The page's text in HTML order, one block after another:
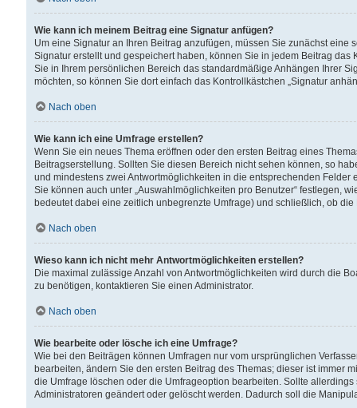
Wie kann ich meinem Beitrag eine Signatur anfügen?
Um eine Signatur an Ihren Beitrag anzufügen, müssen Sie zunächst
Signatur erstellt und gespeichert haben, können Sie in jedem Beitrag
Sie in Ihrem persönlichen Bereich das standardmäßige Anhängen Ihrer
möchten, so können Sie dort einfach das Kontrollkästchen „Signatur
Nach oben
Wie kann ich eine Umfrage erstellen?
Wenn Sie ein neues Thema eröffnen oder den ersten Beitrag eines
Beitragserstellung. Sollten Sie diesen Bereich nicht sehen können, so
und mindestens zwei Antwortmöglichkeiten in die entsprechenden
Sie können auch unter „Auswahlmöglichkeiten pro Benutzer“ festlegen,
bedeutet dabei eine zeitlich unbegrenzte Umfrage) und schließlich, ob
Nach oben
Wieso kann ich nicht mehr Antwortmöglichkeiten erstellen?
Die maximal zulässige Anzahl von Antwortmöglichkeiten wird durch die
zu benötigen, kontaktieren Sie einen Administrator.
Nach oben
Wie bearbeite oder lösche ich eine Umfrage?
Wie bei den Beiträgen können Umfragen nur vom ursprünglichen
bearbeiten, ändern Sie den ersten Beitrag des Themas; dieser ist immer
die Umfrage löschen oder die Umfrageoption bearbeiten. Sollte
Administratoren geändert oder gelöscht werden. Dadurch soll die